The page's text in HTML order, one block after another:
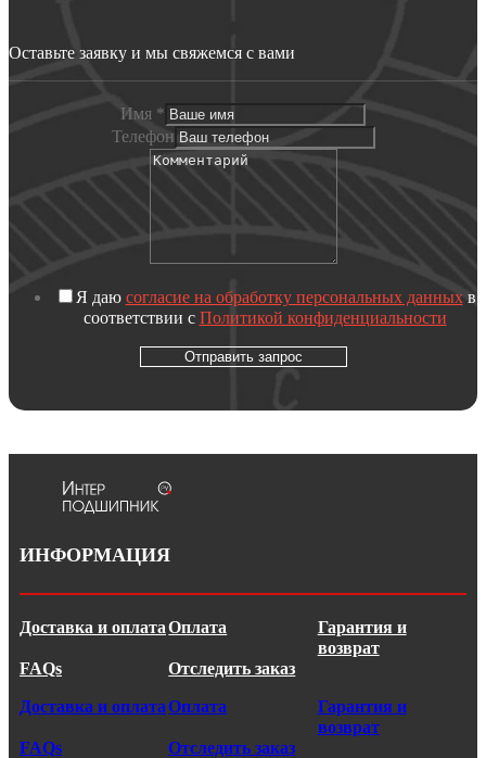
Оставьте заявку и мы свяжемся с вами
Имя *
Телефон
Я даю согласие на обработку персональных данныхв
соответствии с Политикой конфиденциальности
Отправить запрос
ИНФОРМАЦИЯ
Доставка и оплатаОплата
Гарантия и
возврат
FAQs
Отследить заказ
Доставка и оплатаОплата
Гарантия и
возврат
FAQs
Отследить заказ